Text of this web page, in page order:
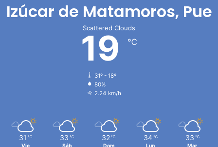
Izúcar de Matamoros, Pue
Scattered Clouds
19 ℃
31º - 18º
80%
2.24 km/h
31 ℃ 33 ℃ 32 ℃ 34 ℃ 33 ℃